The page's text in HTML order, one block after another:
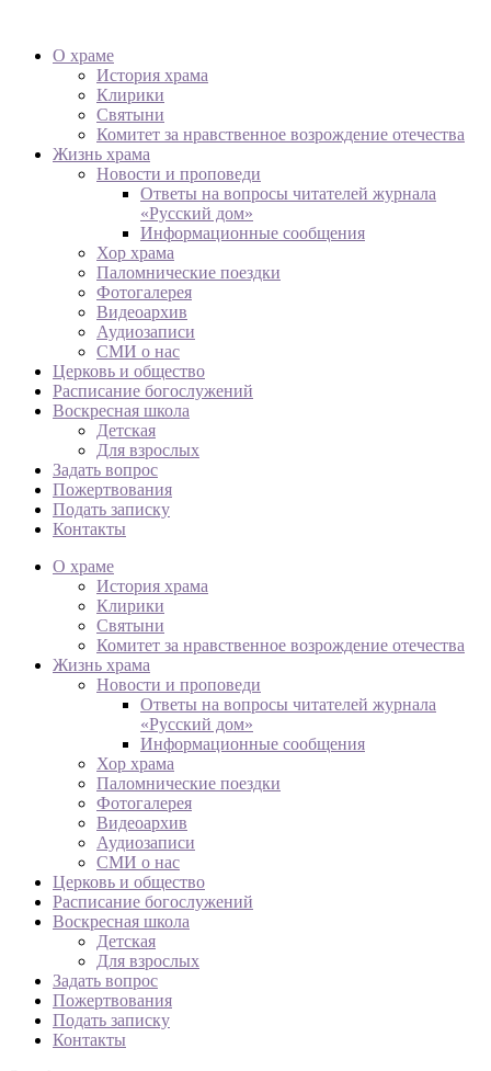
О храме
История храма
Клирики
Святыни
Комитет за нравственное возрождение отечества
Жизнь храма
Новости и проповеди
Ответы на вопросы читателей журнала
«Русский дом»
Информационные сообщения
Хор храма
Паломнические поездки
Фотогалерея
Видеоархив
Аудиозаписи
СМИ о нас
Церковь и общество
Расписание богослужений
Воскресная школа
Детская
Для взрослых
Задать вопрос
Пожертвования
Подать записку
Контакты
О храме
История храма
Клирики
Святыни
Комитет за нравственное возрождение отечества
Жизнь храма
Новости и проповеди
Ответы на вопросы читателей журнала
«Русский дом»
Информационные сообщения
Хор храма
Паломнические поездки
Фотогалерея
Видеоархив
Аудиозаписи
СМИ о нас
Церковь и общество
Расписание богослужений
Воскресная школа
Детская
Для взрослых
Задать вопрос
Пожертвования
Подать записку
Контакты